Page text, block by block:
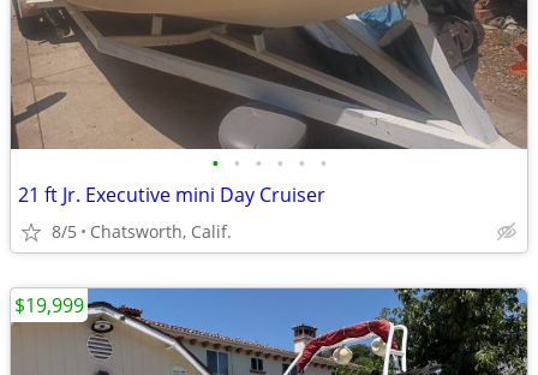
• • • • • •
21 ft Jr. Executive mini Day Cruiser
8/5 Chatsworth, Calif.
$19,999